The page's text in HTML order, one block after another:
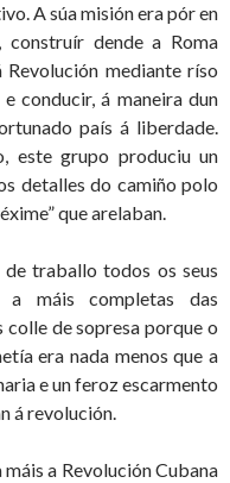
A súa misión era pór en
dende a Roma
mediante ríso
conducir, á maneira dun
país á liberdade.
este grupo produciu un
detalles do camiño polo
que arelaban.
traballo todos os seus
a máis completas das
colle de sopresa porque o
era nada menos que a
e un feroz escarmento
á revolución.
a Revolución Cubana